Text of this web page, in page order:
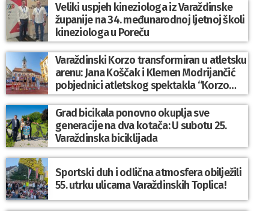
Veliki uspjeh kineziologa iz Varaždinske
županije na 34. međunarodnoj ljetnoj školi
kineziologa u Poreču
Varaždinski Korzo transformiran u atletsku
arenu: Jana Koščak i Klemen Modrijančić
pobjednici atletskog spektakla “Korzo
Jump 2026”
Grad bicikala ponovno okuplja sve
generacije na dva kotača: U subotu 25.
Varaždinska biciklijada
Sportski duh i odlična atmosfera obilježili
55. utrku ulicama Varaždinskih Toplica!